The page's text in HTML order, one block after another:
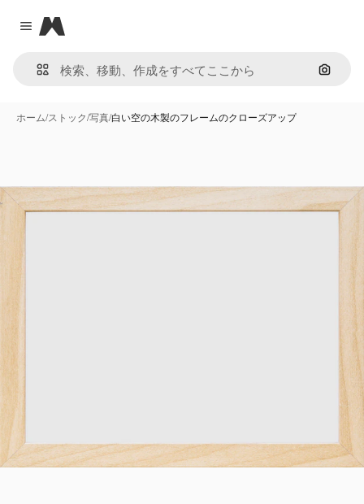
Close menu
Magnific
画像で
ホーム/ストック/写真/白い空の木製のフレームのクローズアップ